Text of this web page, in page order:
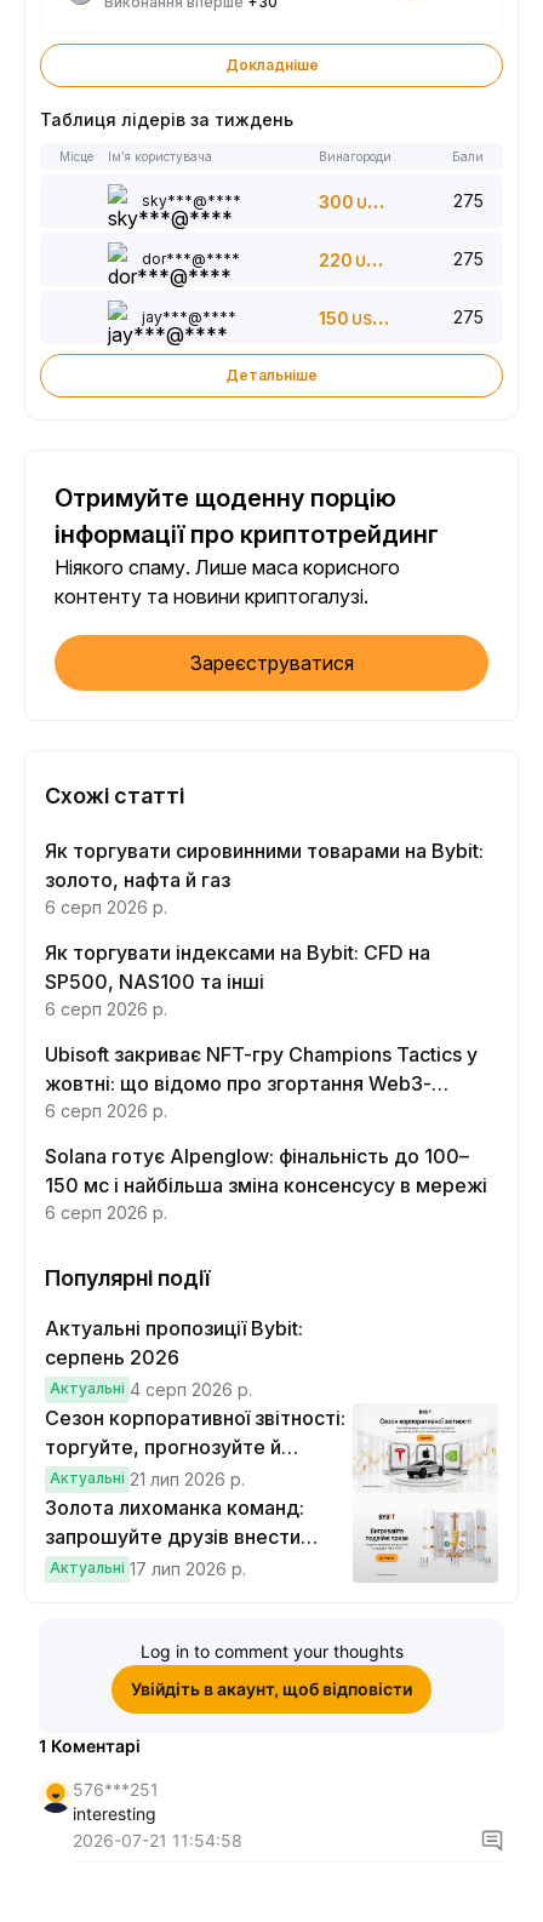
Докладніше
Таблиця лідерів за тиждень
Місце Ім’я користувача Винагороди Бали
sky***@**** 300 USDT 275
dor***@**** 220 USDT 275
jay***@**** 150 USDT 275
Детальніше
Отримуйте щоденну порцію
інформації про криптотрейдинг
Ніякого спаму. Лише маса корисного
контенту та новини криптогалузі.
Зареєструватися
Схожі статті
Як торгувати сировинними товарами на Bybit:
золото, нафта й газ
6 серп 2026 р.
Як торгувати індексами на Bybit: CFD на
SP500, NAS100 та інші
6 серп 2026 р.
Ubisoft закриває NFT-гру Champions Tactics у
жовтні: що відомо про згортання Web3-
функцій
6 серп 2026 р.
Solana готує Alpenglow: фінальність до 100–
150 мс і найбільша зміна консенсусу в мережі
6 серп 2026 р.
Популярні події
Актуальні пропозиції Bybit:
серпень 2026
Актуальні 4 серп 2026 р.
Сезон корпоративної звітності:
торгуйте, прогнозуйте й
вигравайте Cybertruck
Актуальні 21 лип 2026 р.
Золота лихоманка команд:
запрошуйте друзів внести
депозит на $100 і торгувати на
Актуальні 17 лип 2026 р.
Log in to comment your thoughts
Увійдіть в акаунт, щоб відповісти
1 Коментарі
576***251
interesting
2026-07-21 11:54:58